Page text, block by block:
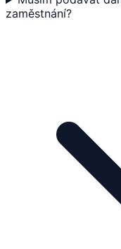
zaměstnání?